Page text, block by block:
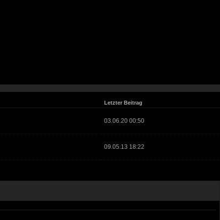
Letzter Beitrag
03.06.20 00:50
09.05.13 18:22